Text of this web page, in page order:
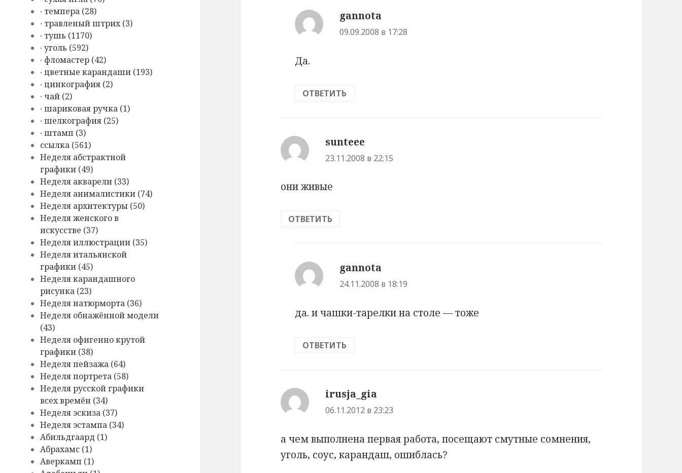
∙ темпера (28)
∙ травленый штрих (3)
∙ тушь (1170)
∙ уголь (592)
∙ фломастер (42)
∙ цветные карандаши (193)
∙ цинкография (2)
∙ чай (2)
∙ шариковая ручка (1)
∙ шелкография (25)
∙ штамп (3)
cсылка (561)
Hеделя абстрактной
графики (49)
Hеделя акварели (33)
Hеделя анималистики (74)
Hеделя архитектуры (50)
Hеделя женского в
искусстве (37)
Hеделя иллюстрации (35)
Hеделя итальянской
графики (45)
Hеделя карандашного
рисунка (23)
Hеделя натюрморта (36)
Hеделя обнажённой модели
(43)
Hеделя офигенно крутой
графики (38)
Hеделя пейзажа (64)
Hеделя портрета (58)
Hеделя русской графики
всех времён (34)
Hеделя эскиза (37)
Hеделя эстампа (34)
Абильдгаард (1)
Абрахамс (1)
Аверкамп (1)
gannota
09.09.2008 в 17:28
Да.
ОТВЕТИТЬ
sunteee
23.11.2008 в 22:15
они живые
ОТВЕТИТЬ
gannota
24.11.2008 в 18:19
да. и чашки-тарелки на столе — тоже
ОТВЕТИТЬ
irusja_gia
06.11.2012 в 23:23
а чем выполнена первая работа, посещают смутные сомнения,
уголь, соус, карандаш, ошиблась?